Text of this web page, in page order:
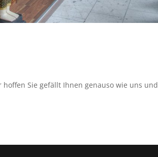
Sie gefällt Ihnen genauso wie uns